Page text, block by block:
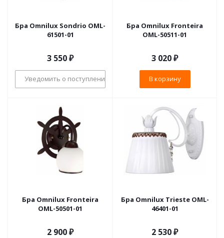
Бра Omnilux Sondrio OML-
61501-01
3 550₽
Уведомить о поступлении
Бра Omnilux Fronteira
OML-50511-01
3 020₽
В корзину
Бра Omnilux Fronteira
OML-50501-01
2 900₽
Бра Omnilux Trieste OML-
46401-01
2 530₽